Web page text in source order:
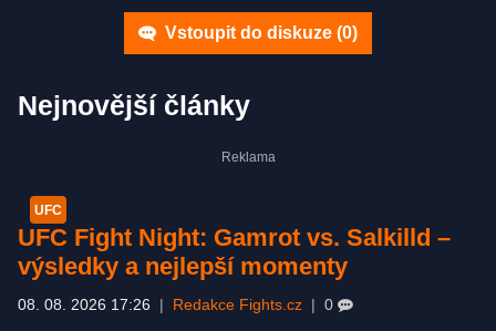
Vstoupit do diskuze (0)
Nejnovější články
UFC
UFC Fight Night: Gamrot vs. Salkilld –
výsledky a nejlepší momenty
08. 08. 2026 17:26 Redakce Fights.cz 0